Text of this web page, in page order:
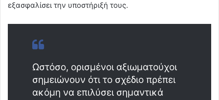
εξασφαλίσει την υποστήριξή τους.
Ωστόσο, ορισμένοι αξιωματούχοι
σημειώνουν ότι το σχέδιο πρέπει
ακόμη να επιλύσει σημαντικά